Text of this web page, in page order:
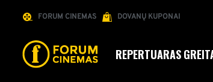
FORUM CINEMAS DOVANŲ KUPONAI
REPERTUARAS